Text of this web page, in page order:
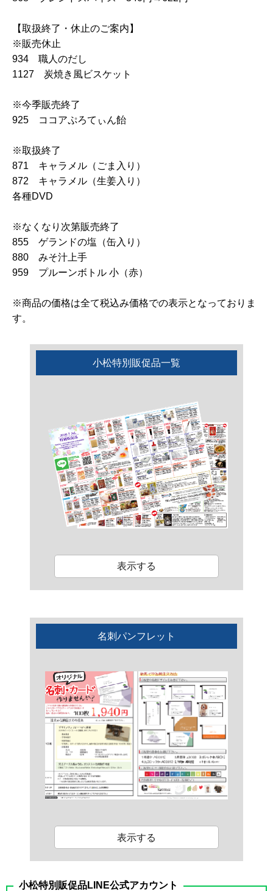
【取扱終了・休止のご案内】
※販売休止
934 職人のだし
1127 炭焼き風ビスケット
※今季販売終了
925 ココアぷろてぃん飴
※取扱終了
871 キャラメル（ごま入り）
872 キャラメル（生姜入り）
各種DVD
※なくなり次第販売終了
855 ゲランドの塩（缶入り）
880 みそ汁上手
959 プルーンボトル 小（赤）
※商品の価格は全て税込み価格での表示となっておりま
す。
小松特別販促品一覧
表示する
名刺パンフレット
表示する
小松特別販促品LINE公式アカウント